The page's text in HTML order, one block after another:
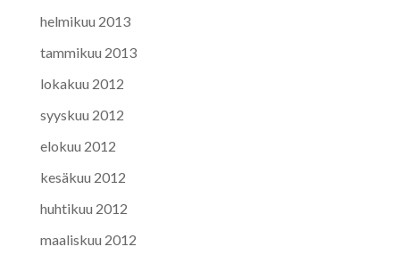
helmikuu 2013
tammikuu 2013
lokakuu 2012
syyskuu 2012
elokuu 2012
kesäkuu 2012
huhtikuu 2012
maaliskuu 2012